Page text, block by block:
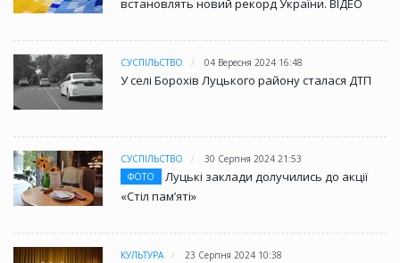
встановлять новий рекорд України. ВІДЕО
СУСПІЛЬСТВО 04 Вересня 2024 16:48
У селі Борохів Луцького району сталася ДТП
СУСПІЛЬСТВО
30 Серпня 2024 21:53
ФОТО
Луцькі заклади долучились до акції
«Стіл памʼяті»
КУЛЬТУРА
23 Серпня 2024 10:38